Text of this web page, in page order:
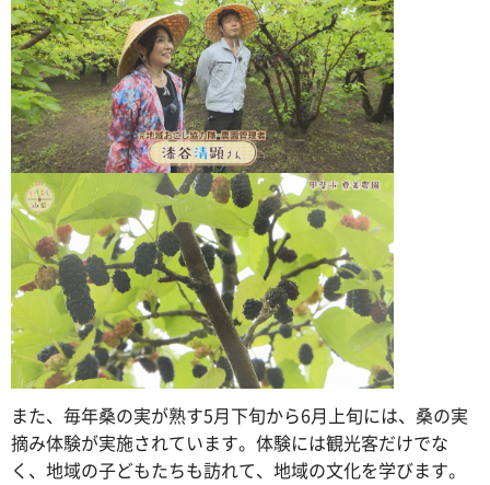
また、毎年桑の実が熟す5月下旬から6月上旬には、桑の実
摘み体験が実施されています。体験には観光客だけでな
く、地域の子どもたちも訪れて、地域の文化を学びます。